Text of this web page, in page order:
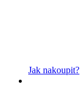
Jak nakoupit?